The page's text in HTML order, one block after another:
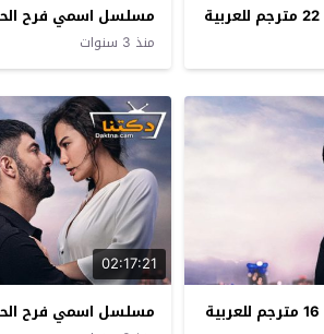
مسلسل اسمي فرح الحلقة 21 مترجم
منذ 3 سنوات
02:17:21
مسلسل اسمي فرح الحلقة 15 مترجم